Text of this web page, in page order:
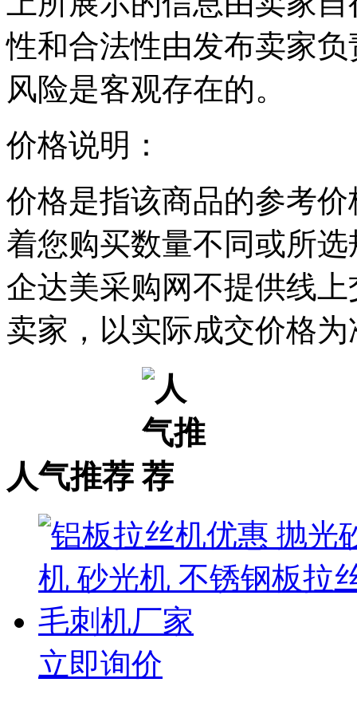
性和合法性由发布卖家
风险是客观存在的。
价格说明：
价格是指该商品的参考
着您购买数量不同或所
企达美采购网不提供线
卖家，以实际成交价格为
人气推荐
立即询价